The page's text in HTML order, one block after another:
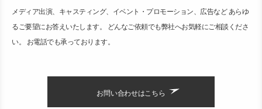
メディア出演、キャスティング、イベント・プロモーション、広告など あらゆ
るご要望にお答えいたします。 どんなご依頼でも弊社へお気軽にご相談くださ
い。 お電話でも承っております。
お問い合わせはこちら